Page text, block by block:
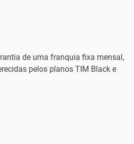
de uma franquia fixa mensal,
pelos planos TIM Black e